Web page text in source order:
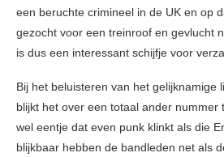
een beruchte crimineel in de UK en op
gezocht voor een treinroof en gevlucht
is dus een interessant schijfje voor
Bij het beluisteren van het gelijknamige
blijkt het over een totaal ander nummer
wel eentje dat even punk klinkt als die
blijkbaar hebben de bandleden net als